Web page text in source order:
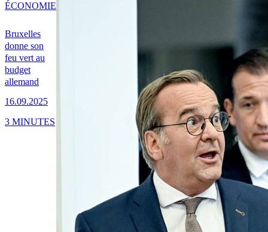
Bruxelles
donne son
feu vert au
budget
allemand
16.09.2025
ÉCONOMIE
3 MINUTES